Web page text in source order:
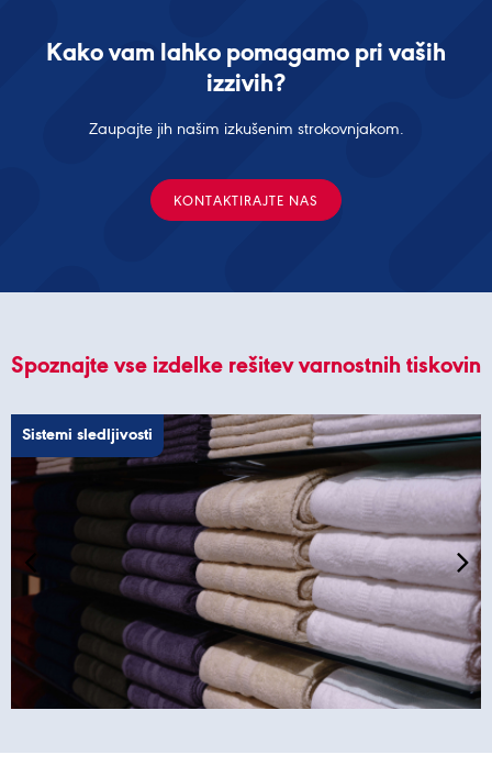
Kako vam lahko pomagamo pri vaših
izzivih?
Zaupajte jih našim izkušenim strokovnjakom.
KONTAKTIRAJTE NAS
Spoznajte vse izdelke rešitev varnostnih tiskovin
Sistemi sledljivosti